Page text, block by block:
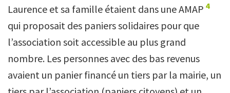
Laurence et sa famille étaient dans une AMAP 4
qui proposait des paniers solidaires pour que
l’association soit accessible au plus grand
nombre. Les personnes avec des bas revenus
avaient un panier financé un tiers par la mairie, un